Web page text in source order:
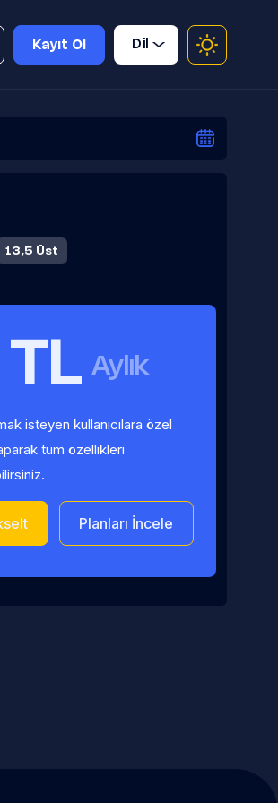
Kayıt Ol Dil
13,5 Üst
Aylık
isteyen kullanıcılara özel
tüm özellikleri
Planları İncele